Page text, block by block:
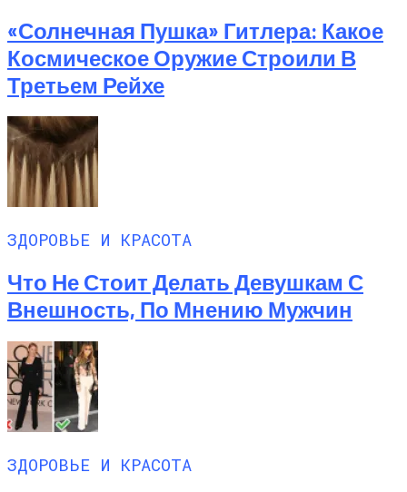
«Солнечная Пушка» Гитлера: Какое
Космическое Оружие Строили В
Третьем Рейхе
ЗДОРОВЬЕ И КРАСОТА
Что Не Стоит Делать Девушкам С
Внешность, По Мнению Мужчин
ЗДОРОВЬЕ И КРАСОТА